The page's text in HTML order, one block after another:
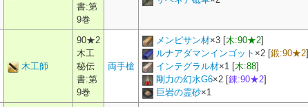
書:第
9巻
木工師
90★2
木工
秘伝
書:第
9巻
両手槍
メンピサン材×3 [木:90★2]
ルナアダマンインゴット ×2 [鍛:90★2]
インテグラル材×1 [木:88]
剛力の幻水G6×2 [錬:90★2]
巨岩の霊砂×1